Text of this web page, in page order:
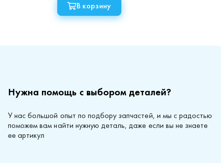
В корзину
Нужна помощь с выбором деталей?
У нас большой опыт по подбору запчастей, и мы с радостью
поможем вам найти нужную деталь, даже если вы не знаете
ее артикул